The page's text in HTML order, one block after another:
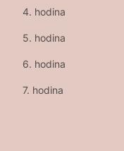
4. hodina
5. hodina
6. hodina
7. hodina